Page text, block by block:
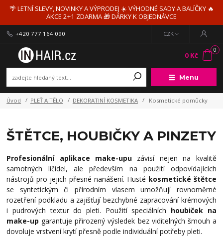
🌴 LETNÍ SLEVY, NOVINKY A VÝPRODEJ ☀️ VÝHODNÉ SADY A BALÍČKY 🔥
AKCE 2+1 ZDARMA 🎁 DÁRKY K OBJEDNÁVCE
Menu
CZK
+420 777 164 090
0
0 Kč
Úvod PLEŤ A TĚLO DEKORATINÍ KOSMETIKA Kosmetické pomůcky
ŠTĚTCE, HOUBIČKY A PINZETY
Profesionální aplikace make-upu závisí nejen na kvalitě
samotných líčidel, ale především na použití odpovídajících
nástrojů pro jejich přesné nanášení. Husté kosmetické štětce
se syntetickým či přírodním vlasem umožňují rovnoměrné
rozetření podkladu a zajišťují bezchybné zapracování krémových
i pudrových textur do pleti. Použití speciálních houbiček na
make-up garantuje přirozený výsledek bez viditelných šmouh a
dovoluje vrstvení krytí přesně podle individuální potřeby pleti.